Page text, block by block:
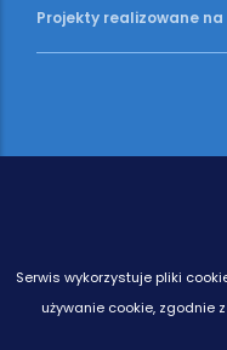
Projekty realizowane na
Serwis wykorzystuje pliki
używanie cookie, zgodnie